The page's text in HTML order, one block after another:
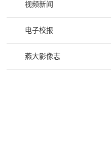
视频新闻
电子校报
燕大影像志